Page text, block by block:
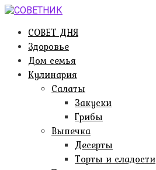
Перейти
контентуСОВЕТ ДНЯ
Здоровье
Дом семья
Кулинария
Салаты
Закуски
Грибы
Выпечка
Десерты
Торты и сладости